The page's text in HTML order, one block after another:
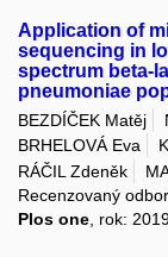
Application of
sequencing in
spectrum beta-
pneumoniae
BEZDÍČEK Matěj
BRHELOVÁ Eva
RÁČIL Zdeněk
Recenzovaný
Plos one , rok: